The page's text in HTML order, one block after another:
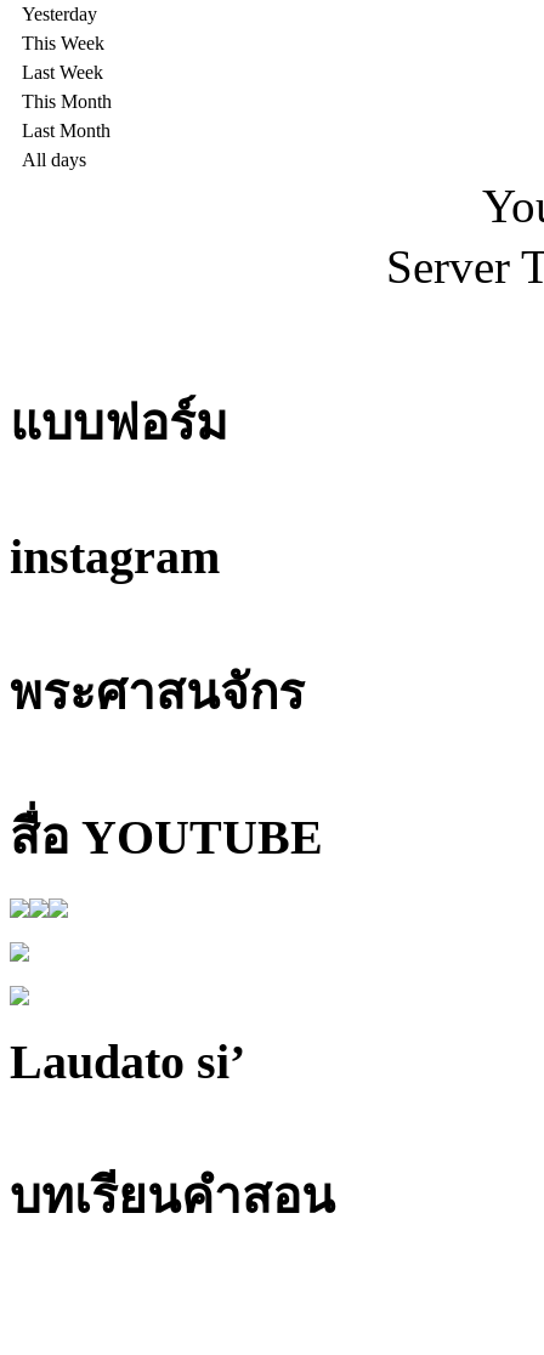
Yesterday
This Week
Last Week
This Month
Last Month
All days
Server
แบบฟอร์ม
instagram
พระศาสนจักร
สื่อ YOUTUBE
Laudato si’
บทเรียนคำสอน